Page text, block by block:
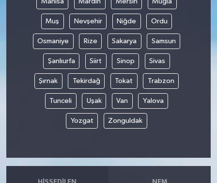
Muş Nevşehir Niğde Ordu
Osmaniye Rize Sakarya Samsun
Şanlıurfa Siirt Sinop Sivas
Şırnak Tekirdağ Tokat Trabzon
Tunceli Uşak Van Yalova
Yozgat Zonguldak